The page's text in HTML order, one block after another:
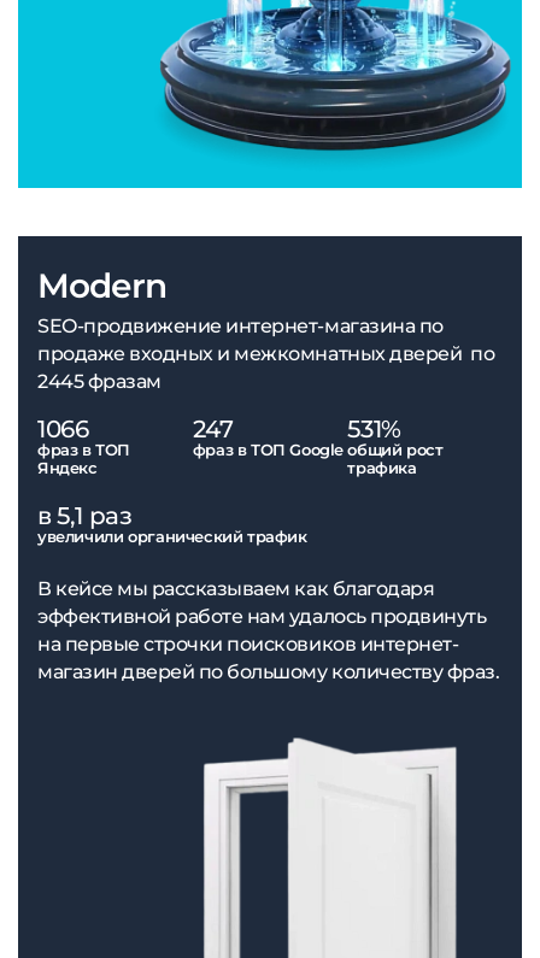
Modern
SEO-продвижение интернет-магазина по
продаже входных и межкомнатных дверей по
2445 фразам
1066
фраз в ТОП
Яндекс
247
фраз в ТОП Google
531%
общий рост
трафика
в 5,1 раз
увеличили органический трафик
В кейсе мы рассказываем как благодаря
эффективной работе нам удалось продвинуть
на первые строчки поисковиков интернет-
магазин дверей по большому количеству фраз.